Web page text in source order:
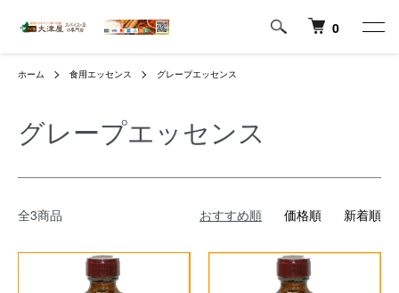
0
ホーム 食用エッセンス グレープエッセンス
グレープエッセンス
全3商品 おすすめ順 価格順 新着順